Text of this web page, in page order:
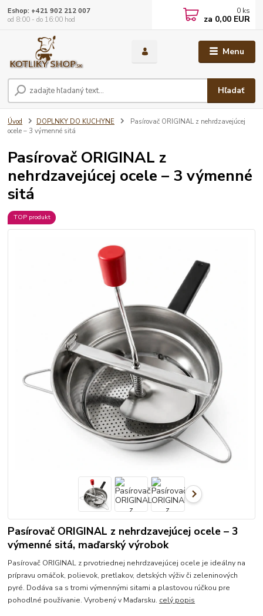
Menu
Hľadať
Eshop: +421 902 212 007
od 8:00 - do 16:00 hod
0 ks
za 0,00 EUR
Úvod DOPLNKY DO KUCHYNE
Pasírovač ORIGINAL z nehrdzavejúcej
ocele – 3 výmenné sitá
Pasírovač ORIGINAL z
nehrdzavejúcej ocele – 3 výmenné
sitá
TOP produkt
Pasírovač ORIGINAL z nehrdzavejúcej ocele – 3
výmenné sitá, maďarský výrobok
Pasírovač ORIGINAL z prvotriednej nehrdzavejúcej ocele je ideálny na
prípravu omáčok, polievok, pretlakov, detských výživ či zeleninových
pyré. Dodáva sa s tromi výmennými sitami a plastovou rúčkou pre
pohodlné používanie. Vyrobený v Maďarsku. celý popis